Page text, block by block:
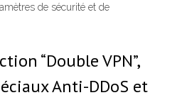
de sécurité et de
“Double VPN”,
Anti-DDoS et